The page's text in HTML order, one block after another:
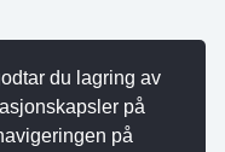
du lagring av
på
på